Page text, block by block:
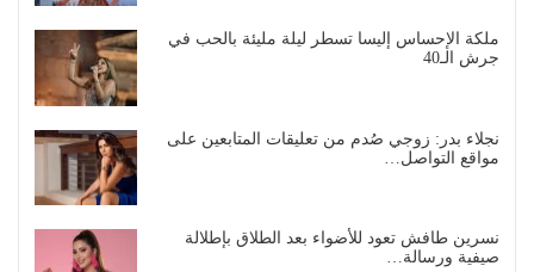
ملكة الإحساس إليسا تسطر ليلة مليئة بالحب في
جرش الـ40
نجلاء بدر: زوجي صُدم من تعليقات المتابعين على
مواقع التواصل…
نسرين طافش تعود للأضواء بعد الطلاق بإطلالة
صيفية ورسالة…